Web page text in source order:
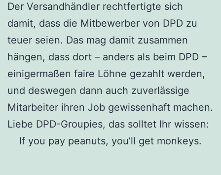
Der Versandhändler rechtfertigte sich
damit, dass die Mitbewerber von DPD zu
teuer seien. Das mag damit zusammen
hängen, dass dort – anders als beim DPD –
einigermaßen faire Löhne gezahlt werden,
und deswegen dann auch zuverlässige
Mitarbeiter ihren Job gewissenhaft machen.
Liebe DPD-Groupies, das solltet Ihr wissen:
If you pay peanuts, you’ll get monkeys.